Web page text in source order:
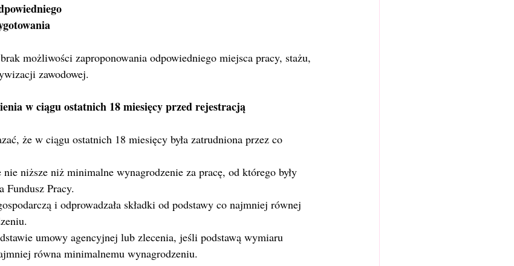
możliwości zaproponowania odpowiedniego miejsca pracy, stażu,
zawodowej.
w ciągu ostatnich 18 miesięcy przed rejestracją
że w ciągu ostatnich 18 miesięcy była zatrudniona przez co
nie niższe niż minimalne wynagrodzenie za pracę, od którego były
Fundusz Pracy.
i odprowadzała składki od podstawy co najmniej równej
umowy agencyjnej lub zlecenia, jeśli podstawą wymiaru
równa minimalnemu wynagrodzeniu.